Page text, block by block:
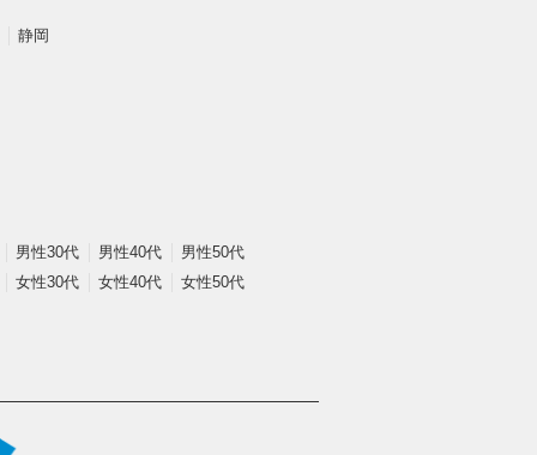
静岡
男性30代 男性40代
男性50代
女性30代 女性40代 女性50代